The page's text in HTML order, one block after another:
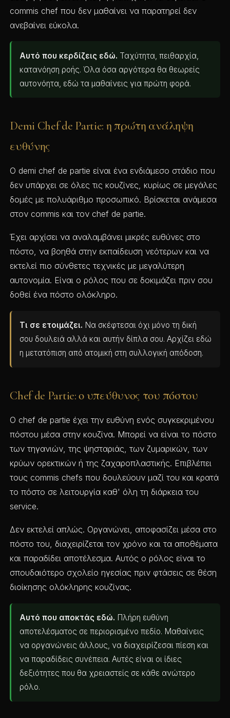
commis chef που δεν μαθαίνει να παρατηρεί δεν
ανεβαίνει εύκολα.
Αυτό που κερδίζεις εδώ. Ταχύτητα, πειθαρχία,
κατανόηση ροής. Όλα όσα αργότερα θα θεωρείς
αυτονόητα, εδώ τα μαθαίνεις για πρώτη φορά.
Demi Chef de Partie: η πρώτη ανάληψη
ευθύνης
Ο demi chef de partie είναι ένα ενδιάμεσο στάδιο που
δεν υπάρχει σε όλες τις κουζίνες, κυρίως σε μεγάλες
δομές με πολυάριθμο προσωπικό. Βρίσκεται ανάμεσα
στον commis και τον chef de partie.
Έχει αρχίσει να αναλαμβάνει μικρές ευθύνες στο
πόστο, να βοηθά στην εκπαίδευση νεότερων και να
εκτελεί πιο σύνθετες τεχνικές με μεγαλύτερη
αυτονομία. Είναι ο ρόλος που σε δοκιμάζει πριν σου
δοθεί ένα πόστο ολόκληρο.
Τι σε ετοιμάζει. Να σκέφτεσαι όχι μόνο τη δική
σου δουλειά αλλά και αυτήν δίπλα σου. Αρχίζει εδώ
η μετατόπιση από ατομική στη συλλογική απόδοση.
Chef de Partie: ο υπεύθυνος του πόστου
Ο chef de partie έχει την ευθύνη ενός συγκεκριμένου
πόστου μέσα στην κουζίνα. Μπορεί να είναι το πόστο
των τηγανιών, της ψησταριάς, των ζυμαρικών, των
κρύων ορεκτικών ή της ζαχαροπλαστικής. Επιβλέπει
τους commis chefs που δουλεύουν μαζί του και κρατά
το πόστο σε λειτουργία καθ' όλη τη διάρκεια του
service.
Δεν εκτελεί απλώς. Οργανώνει, αποφασίζει μέσα στο
πόστο του, διαχειρίζεται τον χρόνο και τα αποθέματα
και παραδίδει αποτέλεσμα. Αυτός ο ρόλος είναι το
σπουδαιότερο σχολείο ηγεσίας πριν φτάσεις σε θέση
διοίκησης ολόκληρης κουζίνας.
Αυτό που αποκτάς εδώ. Πλήρη ευθύνη
αποτελέσματος σε περιορισμένο πεδίο. Μαθαίνεις
να οργανώνεις άλλους, να διαχειρίζεσαι πίεση και
να παραδίδεις συνέπεια. Αυτές είναι οι ίδιες
δεξιότητες που θα χρειαστείς σε κάθε ανώτερο
ρόλο.